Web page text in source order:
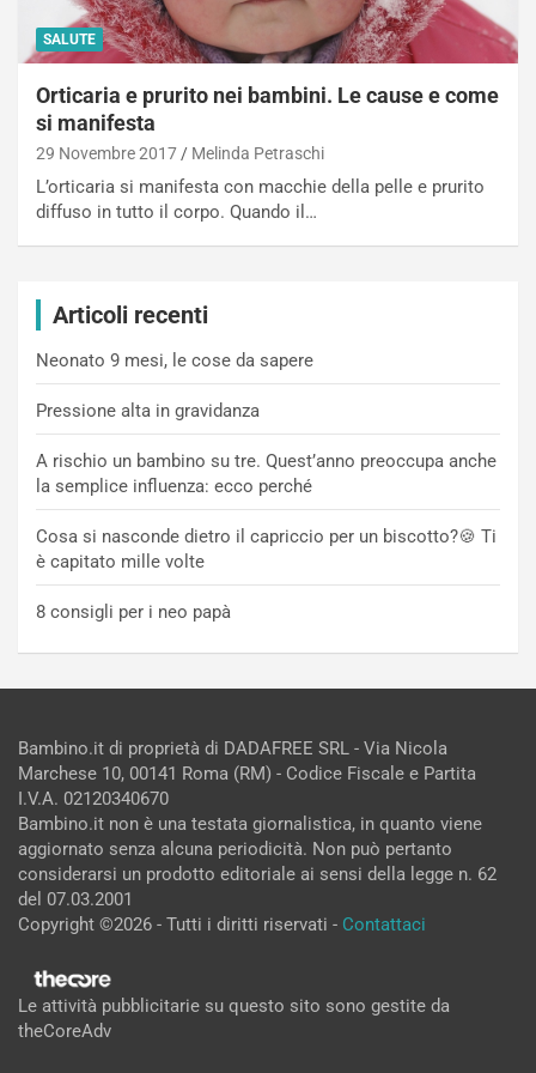
SALUTE
Orticaria e prurito nei bambini. Le cause e come
si manifesta
29 Novembre 2017 Melinda Petraschi
L’orticaria si manifesta con macchie della pelle e prurito
diffuso in tutto il corpo. Quando il…
Articoli recenti
Neonato 9 mesi, le cose da sapere
Pressione alta in gravidanza
A rischio un bambino su tre. Quest’anno preoccupa anche
la semplice influenza: ecco perché
Cosa si nasconde dietro il capriccio per un biscotto?🍪 Ti
è capitato mille volte
8 consigli per i neo papà
Bambino.it di proprietà di DADAFREE SRL - Via Nicola
Marchese 10, 00141 Roma (RM) - Codice Fiscale e Partita
I.V.A. 02120340670
Bambino.it non è una testata giornalistica, in quanto viene
aggiornato senza alcuna periodicità. Non può pertanto
considerarsi un prodotto editoriale ai sensi della legge n. 62
del 07.03.2001
Copyright ©2026 - Tutti i diritti riservati - Contattaci
Le attività pubblicitarie su questo sito sono gestite da
theCoreAdv